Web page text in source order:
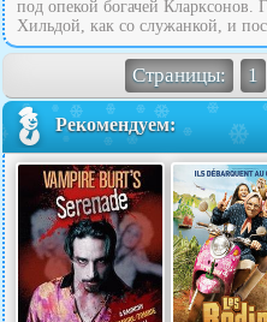
под опекой богачей Кларксонов.
Хильдой, как со служанкой, и
Страницы: 1
Рекомендуем: